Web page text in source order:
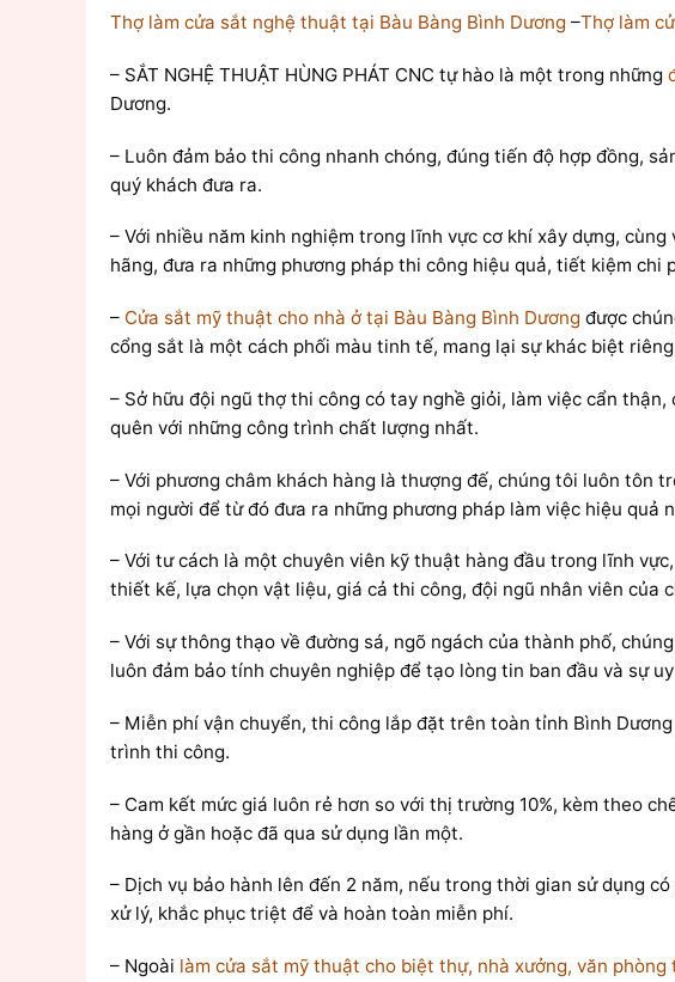
Thợ làm cửa sắt nghệ thuật tại Bàu Bàng Bình Dương –Thợ làm
– SẮT NGHỆ THUẬT HÙNG PHÁT CNC tự hào là một trong những
Dương.
– Luôn đảm bảo thi công nhanh chóng, đúng tiến độ hợp đồng,
quý khách đưa ra.
– Với nhiều năm kinh nghiệm trong lĩnh vực cơ khí xây dựng,
hãng, đưa ra những phương pháp thi công hiệu quả, tiết kiệm chi
– Cửa sắt mỹ thuật cho nhà ở tại Bàu Bàng Bình Dương được
cổng sắt là một cách phối màu tinh tế, mang lại sự khác biệt
– Sở hữu đội ngũ thợ thi công có tay nghề giỏi, làm việc cẩn
quên với những công trình chất lượng nhất.
– Với phương châm khách hàng là thượng đế, chúng tôi luôn tôn
mọi người để từ đó đưa ra những phương pháp làm việc hiệu quả
– Với tư cách là một chuyên viên kỹ thuật hàng đầu trong lĩnh
thiết kế, lựa chọn vật liệu, giá cả thi công, đội ngũ nhân viên của
– Với sự thông thạo về đường sá, ngõ ngách của thành phố,
luôn đảm bảo tính chuyên nghiệp để tạo lòng tin ban đầu và sự
– Miễn phí vận chuyển, thi công lắp đặt trên toàn tỉnh Bình
trình thi công.
– Cam kết mức giá luôn rẻ hơn so với thị trường 10%, kèm theo
hàng ở gần hoặc đã qua sử dụng lần một.
– Dịch vụ bảo hành lên đến 2 năm, nếu trong thời gian sử dụng
xử lý, khắc phục triệt để và hoàn toàn miễn phí.
– Ngoài làm cửa sắt mỹ thuật cho biệt thự, nhà xưởng, văn phòng